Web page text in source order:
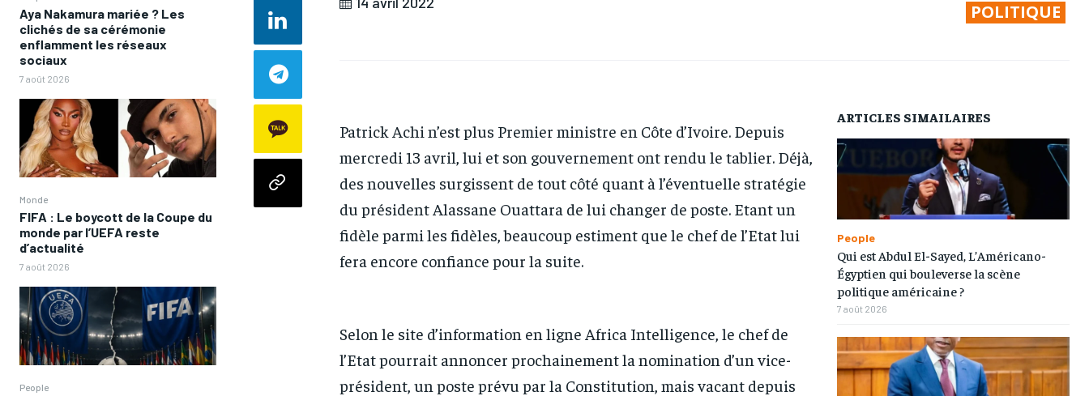
ECONOMIE
MONDE
OPPORTUNITÉ
PARTENAIRES
IT-ADMIN
L’INTEGRAL
ECONOMIE
MONDE
OPPORTUNITÉ
PARTENAIRES
IT-ADMIN
L’INTEGRAL
ECONOMIE
MONDE
OPPORTUNITÉ
PARTENAIRES
IT-ADMIN
L’INTEGRAL
ECONOMIE
MONDE
OPPORTUNITÉ
PARTENAIRES
IT-ADMIN
L’INTEGRAL
Aya Nakamura mariée ? Les
clichés de sa cérémonie
enflamment les réseaux
sociaux
7 août 2026
Monde
FIFA : Le boycott de la Coupe du
monde par l’UEFA reste
d’actualité
7 août 2026
People
POLITIQUE
Patrick Achi n’est plus Premier ministre en Côte d’Ivoire. Depuis
mercredi 13 avril, lui et son gouvernement ont rendu le tablier. Déjà,
des nouvelles surgissent de tout côté quant à l’éventuelle stratégie
du président Alassane Ouattara de lui changer de poste. Etant un
fidèle parmi les fidèles, beaucoup estiment que le chef de l’Etat lui
fera encore confiance pour la suite.
Selon le site d’information en ligne Africa Intelligence, le chef de
l’Etat pourrait annoncer prochainement la nomination d’un vice-
président, un poste prévu par la Constitution, mais vacant depuis
ARTICLES SIMAILAIRES
People
Qui est Abdul El-Sayed, L’Américano-
Égyptien qui bouleverse la scène
politique américaine ?
7 août 2026